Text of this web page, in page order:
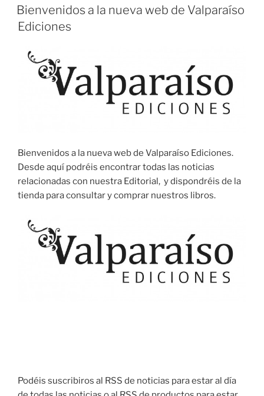
EL
Bienvenidos a la nueva web de Valparaíso
Ediciones
Bienvenidos a la nueva web de Valparaíso Ediciones.
Desde aquí podréis encontrar todas las noticias
relacionadas con nuestra Editorial, y dispondréis de la
tienda para consultar y comprar nuestros libros.
Podéis suscribiros al RSS de noticias para estar al día